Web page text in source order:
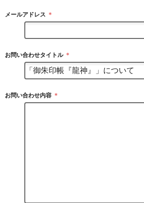
メールアドレス ＊
お問い合わせタイトル ＊
お問い合わせ内容 ＊